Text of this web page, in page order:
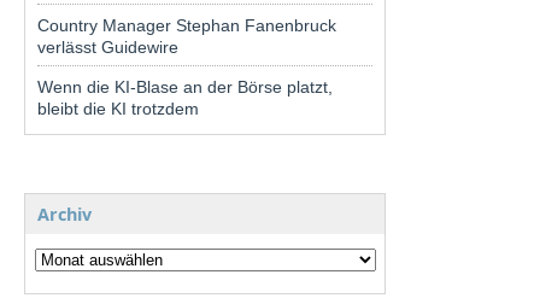
Country Manager Stephan Fanenbruck
verlässt Guidewire
Wenn die KI-Blase an der Börse platzt,
bleibt die KI trotzdem
Archiv